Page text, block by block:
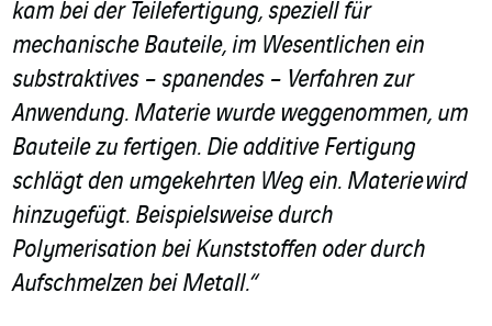
kam bei der Teilefertigung, speziell für
mechanische Bauteile, im Wesentlichen ein
substraktives – spanendes – Verfahren zur
Anwendung. Materie wurde weggenommen, um
Bauteile zu fertigen. Die additive Fertigung
schlägt den umgekehrten Weg ein. Materie wird
hinzugefügt. Beispielsweise durch
Polymerisation bei Kunststoffen oder durch
Aufschmelzen bei Metall.“